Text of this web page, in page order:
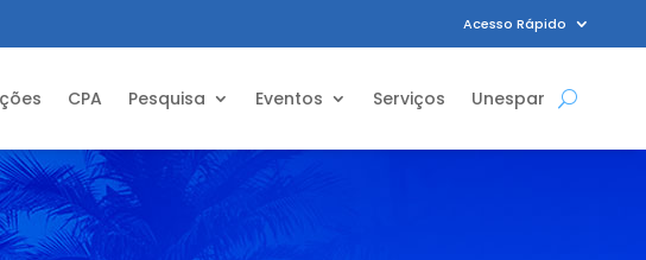
Acesso Rápido
CPA Pesquisa Eventos Serviços Unespar